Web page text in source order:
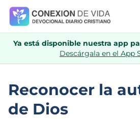
Ya está disponible nuestra app
Descárgala en el App
Reconocer la
de Dios